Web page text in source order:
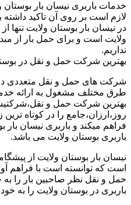
خدمات باربری نیسان بار بوستان
لازم است بر روی آن تاکید
در نیسان بار بوستان ولایت تنها
ولایت است و برای حمل بار از
نداریم.
بهترین شرکت حمل و نقل در
شرکت های حمل و نقل متعددی در
طرق مختلف مشغول به ارائه
بهترین شرکت حمل و
روز،ارزان،جامع را در کوتاه
فراهم میکند و باربری نیسان بار
باربری بوستان ولایت می باشد.
نیسان بار بوستان ولایت از
است که توانسته است با فراهم
حمل و نقل نظر صاحبین بار را به
باربری در بوستان ولایت را به